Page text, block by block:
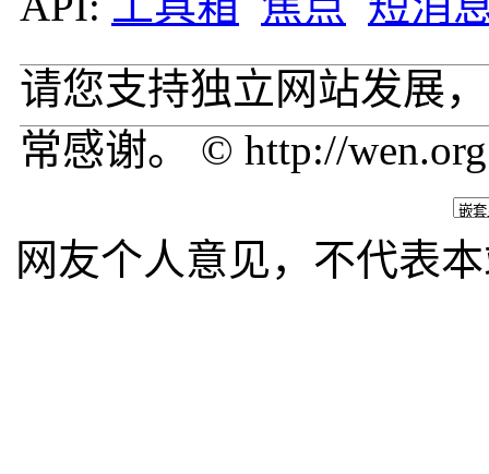
请您支持独立网站发展
常感谢。 © http://
网友个人意见，不代表